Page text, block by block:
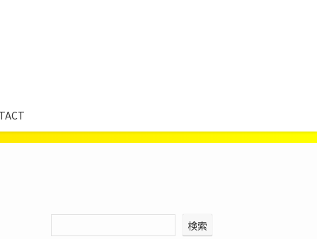
検索